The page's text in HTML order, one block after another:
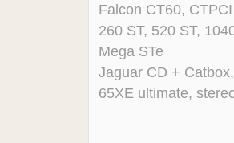
Falcon CT60,
260 ST, 520 ST,
Mega STe
Jaguar CD +
65XE ultimate,